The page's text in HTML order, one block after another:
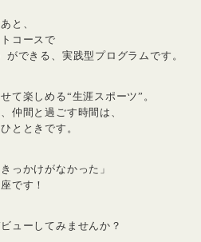
と、
コースで
できる、実践型プログラムです。
て楽しめる“生涯スポーツ”。
仲間と過ごす時間は、
とときです。
っかけがなかった」
です！
ューしてみませんか？